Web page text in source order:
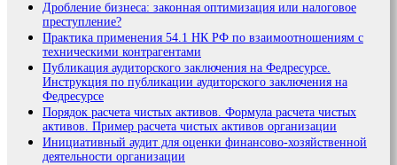
Дробление бизнеса: законная оптимизация или налоговое
преступление?
Практика применения 54.1 НК РФ по взаимоотношениям с
техническими контрагентами
Публикация аудиторского заключения на Федресурсе.
Инструкция по публикации аудиторского заключения на
Федресурсе
Порядок расчета чистых активов. Формула расчета чистых
активов. Пример расчета чистых активов организации
Инициативный аудит для оценки финансово-хозяйственной
деятельности организации